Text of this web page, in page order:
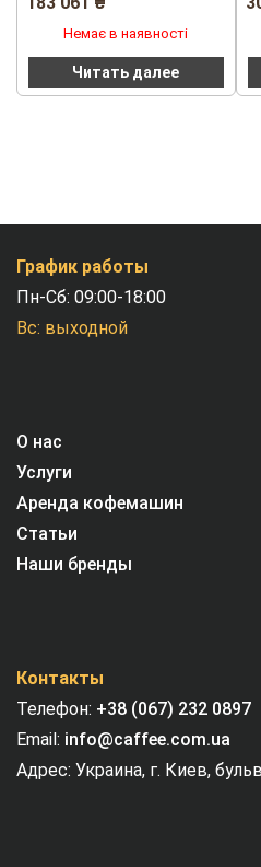
Немає в наявності
Читать далее
График работы
Пн-Сб: 09:00-18:00
Вс: выходной
О нас
Услуги
Аренда кофемашин
Статьи
Наши бренды
Контакты
Телефон: +38 (067) 232 0897
Email: info@caffee.com.ua
Адрес: Украина, г. Киев,